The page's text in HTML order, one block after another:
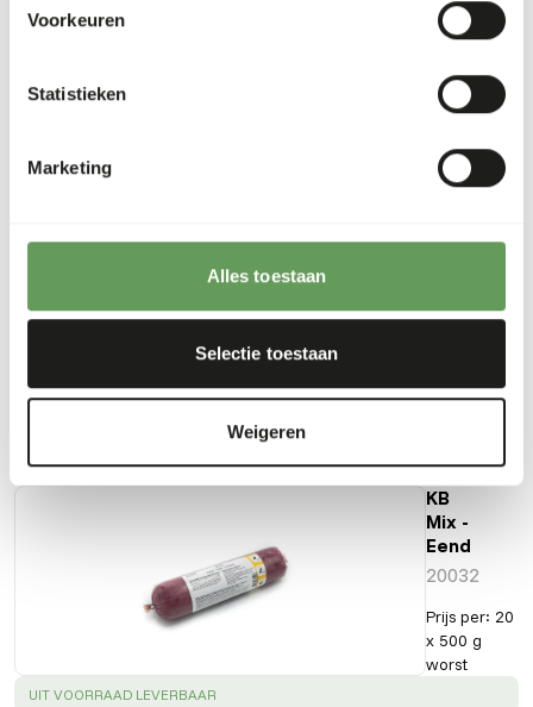
Voorkeuren
Statistieken
Marketing
Alles toestaan
Selectie toestaan
Weigeren
Eiwit
0,93%
(kcal/100 g)
KB
Mix -
Eend
20032
Prijs per: 20
x 500 g
worst
SUCCESS:
UIT VOORRAAD LEVERBAAR